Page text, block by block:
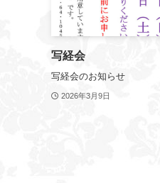
写経会
写経会のお知らせ
2026年3月9日